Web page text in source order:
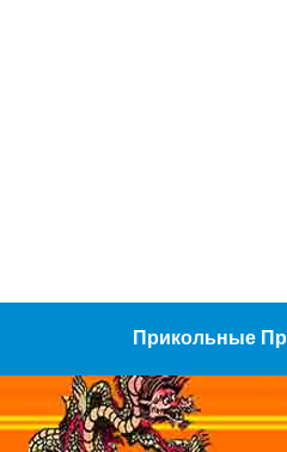
Прикольные